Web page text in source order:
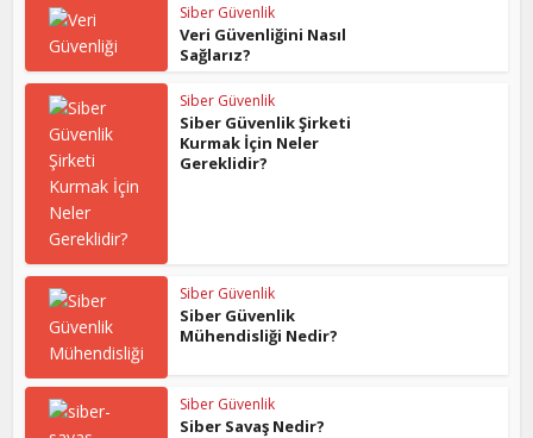
Siber Güvenlik
Veri Güvenliğini Nasıl
Sağlarız?
Siber Güvenlik
Siber Güvenlik Şirketi
Kurmak İçin Neler
Gereklidir?
Siber Güvenlik
Siber Güvenlik
Mühendisliği Nedir?
Siber Güvenlik
Siber Savaş Nedir?